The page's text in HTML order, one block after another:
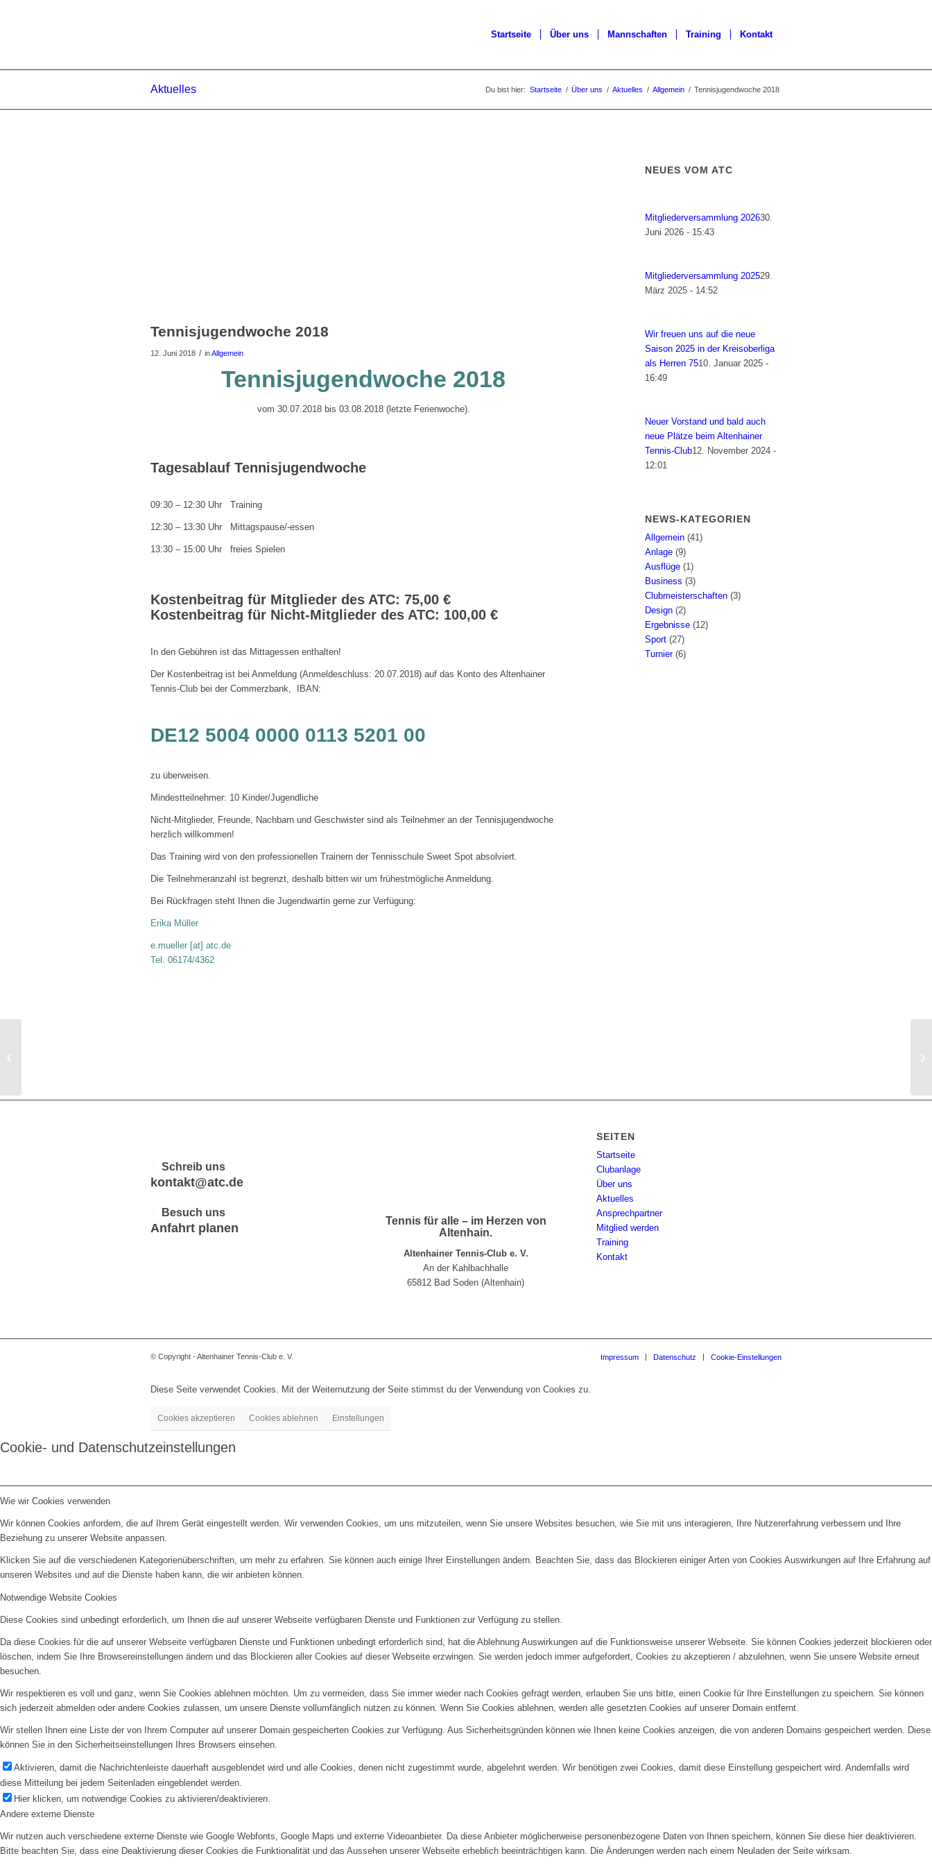
Startseite Über uns Mannschaften Training Kontakt
Aktuelles Du bist hier: Startseite / Über uns / Aktuelles / Allgemein / Tennisjugendwoche 2018
Tennisjugendwoche 2018
12. Juni 2018 / inAllgemein
Tennisjugendwoche 2018
vom 30.07.2018 bis 03.08.2018 (letzte Ferienwoche).
Tagesablauf Tennisjugendwoche
09:30 – 12:30 Uhr Training
12:30 – 13:30 Uhr Mittagspause/-essen
13:30 – 15:00 Uhr freies Spielen
Kostenbeitrag für Mitglieder des ATC: 75,00 €
Kostenbeitrag für Nicht-Mitglieder des ATC: 100,00 €
In den Gebühren ist das Mittagessen enthalten!
Der Kostenbeitrag ist bei Anmeldung (Anmeldeschluss: 20.07.2018) auf das Konto des Altenhainer
Tennis-Club bei der Commerzbank, IBAN:
DE12 5004 0000 0113 5201 00
zu überweisen.
Mindestteilnehmer: 10 Kinder/Jugendliche
Nicht-Mitglieder, Freunde, Nachbarn und Geschwister sind als Teilnehmer an der Tennisjugendwoche
herzlich willkommen!
Das Training wird von den professionellen Trainern der Tennisschule Sweet Spot absolviert.
Die Teilnehmeranzahl ist begrenzt, deshalb bitten wir um frühestmögliche Anmeldung.
Bei Rückfragen steht Ihnen die Jugendwartin gerne zur Verfügung:
Erika Müller
e.mueller [at] atc.de
Tel. 06174/4362
NEUES VOM ATC
Mitgliederversammlung 202630.
Juni 2026 - 15:43
Mitgliederversammlung 202529.
März 2025 - 14:52
Wir freuen uns auf die neue
Saison 2025 in der Kreisoberliga
als Herren 7510. Januar 2025 -
16:49
Neuer Vorstand und bald auch
neue Plätze beim Altenhainer
Tennis-Club12. November 2024 -
12:01
NEWS-KATEGORIEN
Allgemein (41)
Anlage (9)
Ausflüge (1)
Business (3)
Clubmeisterschaften (3)
Design (2)
Ergebnisse (12)
Sport (27)
Turnier(6)
Schreib uns
kontakt@atc.de
Besuch uns
Anfahrt planen
Tennis für alle – im Herzen von
Altenhain.
Altenhainer Tennis-Club e. V.
An der Kahlbachhalle
65812 Bad Soden (Altenhain)
SEITEN
Startseite
Clubanlage
Über uns
Aktuelles
Ansprechpartner
Mitglied werden
Training
Kontakt
© Copyright - Altenhainer Tennis-Club e. V. Impressum Datenschutz Cookie-Einstellungen
Diese Seite verwendet Cookies. Mit der Weiternutzung der Seite stimmst du der Verwendung von Cookies zu.
Cookies akzeptieren Cookies ablehnen Einstellungen
Cookie- und Datenschutzeinstellungen
Wie wir Cookies verwenden
Wir können Cookies anfordern, die auf Ihrem Gerät eingestellt werden. Wir verwenden Cookies, um uns mitzuteilen, wenn Sie unsere Websites besuchen, wie Sie mit uns interagieren, Ihre Nutzererfahrung verbessern und Ihre
Beziehung zu unserer Website anpassen.
Klicken Sie auf die verschiedenen Kategorienüberschriften, um mehr zu erfahren. Sie können auch einige Ihrer Einstellungen ändern. Beachten Sie, dass das Blockieren einiger Arten von Cookies Auswirkungen auf Ihre Erfahrung auf
unseren Websites und auf die Dienste haben kann, die wir anbieten können.
Notwendige Website Cookies
Diese Cookies sind unbedingt erforderlich, um Ihnen die auf unserer Webseite verfügbaren Dienste und Funktionen zur Verfügung zu stellen.
Da diese Cookies für die auf unserer Webseite verfügbaren Dienste und Funktionen unbedingt erforderlich sind, hat die Ablehnung Auswirkungen auf die Funktionsweise unserer Webseite. Sie können Cookies jederzeit blockieren oder
löschen, indem Sie Ihre Browsereinstellungen ändern und das Blockieren aller Cookies auf dieser Webseite erzwingen. Sie werden jedoch immer aufgefordert, Cookies zu akzeptieren / abzulehnen, wenn Sie unsere Website erneut
besuchen.
Wir respektieren es voll und ganz, wenn Sie Cookies ablehnen möchten. Um zu vermeiden, dass Sie immer wieder nach Cookies gefragt werden, erlauben Sie uns bitte, einen Cookie für Ihre Einstellungen zu speichern. Sie können
sich jederzeit abmelden oder andere Cookies zulassen, um unsere Dienste vollumfänglich nutzen zu können. Wenn Sie Cookies ablehnen, werden alle gesetzten Cookies auf unserer Domain entfernt.
Wir stellen Ihnen eine Liste der von Ihrem Computer auf unserer Domain gespeicherten Cookies zur Verfügung. Aus Sicherheitsgründen können wie Ihnen keine Cookies anzeigen, die von anderen Domains gespeichert werden. Diese
können Sie in den Sicherheitseinstellungen Ihres Browsers einsehen.
Aktivieren, damit die Nachrichtenleiste dauerhaft ausgeblendet wird und alle Cookies, denen nicht zugestimmt wurde, abgelehnt werden. Wir benötigen zwei Cookies, damit diese Einstellung gespeichert wird. Andernfalls wird
diese Mitteilung bei jedem Seitenladen eingeblendet werden.
Hier klicken, um notwendige Cookies zu aktivieren/deaktivieren.
Andere externe Dienste
Wir nutzen auch verschiedene externe Dienste wie Google Webfonts, Google Maps und externe Videoanbieter. Da diese Anbieter möglicherweise personenbezogene Daten von Ihnen speichern, können Sie diese hier deaktivieren.
Bitte beachten Sie, dass eine Deaktivierung dieser Cookies die Funktionalität und das Aussehen unserer Webseite erheblich beeinträchtigen kann. Die Änderungen werden nach einem Neuladen der Seite wirksam.